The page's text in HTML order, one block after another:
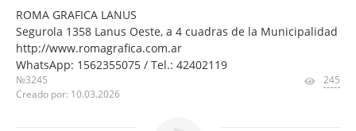
ROMA GRAFICA LANUS
Segurola 1358 Lanus Oeste, a 4 cuadras de la Municipalidad
http://www.romagrafica.com.ar
WhatsApp: 1562355075 / Tel.: 42402119
№3245
Creado por: 10.03.2026
245